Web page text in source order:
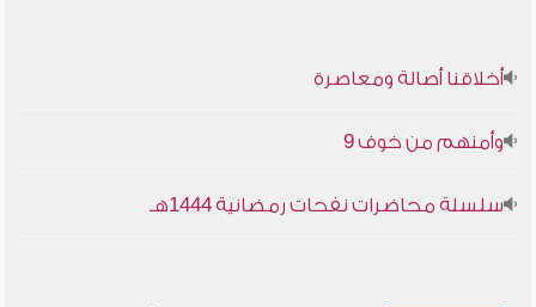
أخلاقنا أصالة ومعاصرة
وأمنهم من خوف 9
سلسلة محاضرات نفحات رمضانية 1444هـ